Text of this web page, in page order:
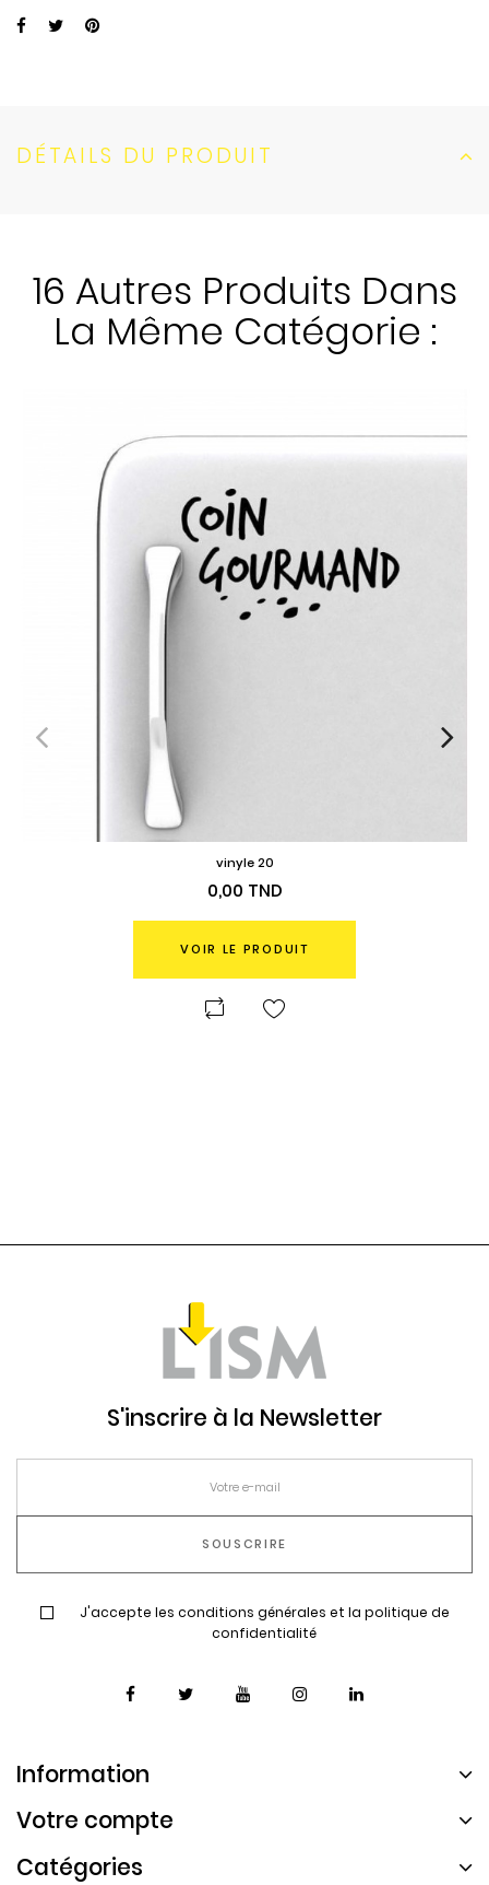
DÉTAILS DU PRODUIT
16 Autres Produits Dans
La Même Catégorie :
vinyle 20
Prix
0,00 TND
VOIR LE PRODUIT
S'inscrire à la Newsletter
J'accepte les conditions générales et la politique de
confidentialité
Information
Votre compte
Catégories